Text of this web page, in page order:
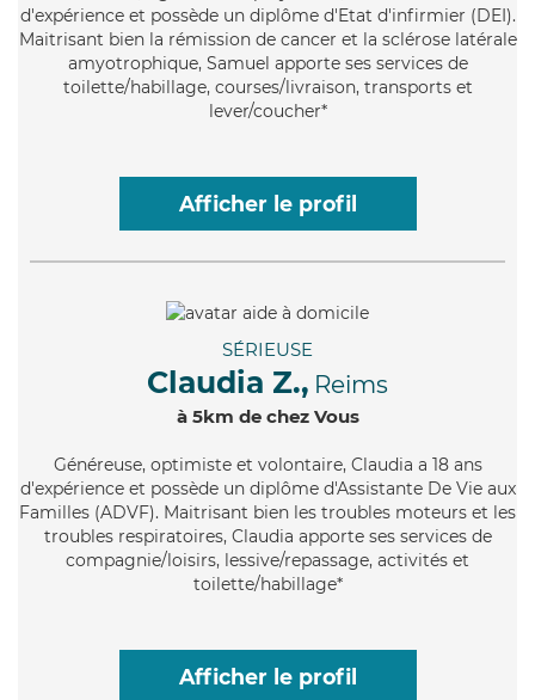
d'expérience et possède un diplôme d'Etat d'infirmier (DEI).
Maitrisant bien la rémission de cancer et la sclérose latérale
amyotrophique, Samuel apporte ses services de
toilette/habillage, courses/livraison, transports et
lever/coucher*
Afficher le profil
SÉRIEUSE
Claudia Z., Reims
à 5km de chez Vous
Généreuse, optimiste et volontaire, Claudia a 18 ans
d'expérience et possède un diplôme d'Assistante De Vie aux
Familles (ADVF). Maitrisant bien les troubles moteurs et les
troubles respiratoires, Claudia apporte ses services de
compagnie/loisirs, lessive/repassage, activités et
toilette/habillage*
Afficher le profil